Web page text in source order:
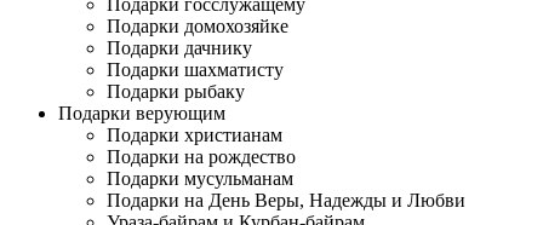
Подарки госслужащему
Подарки домохозяйке
Подарки дачнику
Подарки шахматисту
Подарки рыбаку
Подарки верующим
Подарки христианам
Подарки на рождество
Подарки мусульманам
Подарки на День Веры, Надежды и Любви